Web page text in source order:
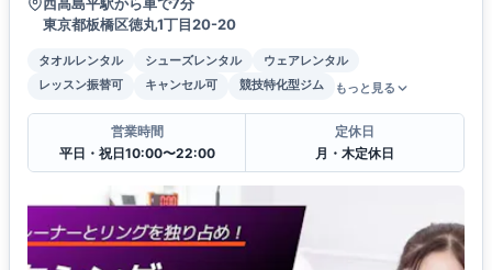
西高島平駅から車で7分
東京都板橋区徳丸1丁目20-20
タオルレンタル シューズレンタル
ウェアレンタル
レッスン振替可
キャンセル可 競技特化型ジム もっと見る
営業時間
平日・祝日10:00〜22:00
定休日
月・木定休日